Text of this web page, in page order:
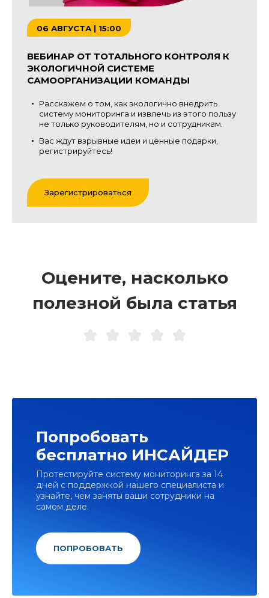
06 АВГУСТА | 15:00
ВЕБИНАР ОТ ТОТАЛЬНОГО КОНТРОЛЯ К
ЭКОЛОГИЧНОЙ СИСТЕМЕ
САМООРГАНИЗАЦИИ КОМАНДЫ
Расскажем о том, как экологично внедрить
систему мониторинга и извлечь из этого пользу
не только руководителям, но и сотрудникам.
Вас ждут взрывные идеи и ценные подарки,
регистрируйтесь!
Зарегистрироваться
Оцените, насколько
полезной была статья
Попробовать
бесплатно ИНСАЙДЕР
Протестируйте систему мониторинга за 14
дней с поддержкой нашего специалиста и
узнайте, чем заняты ваши сотрудники на
самом деле.
ПОПРОБОВАТЬ